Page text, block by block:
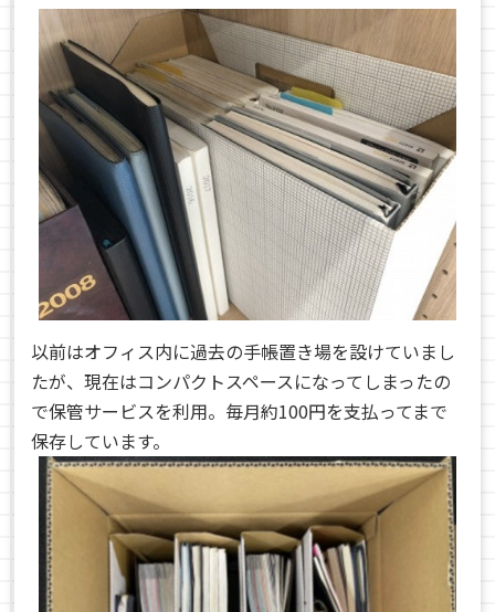
以前はオフィス内に過去の手帳置き場を設けていまし
たが、現在はコンパクトスペースになってしまったの
で保管サービスを利用。毎月約100円を支払ってまで
保存しています。